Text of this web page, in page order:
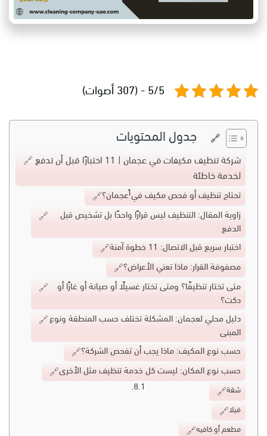
5/5 - (307 أصوات)
جدول المحتويات
شركة تنظيف مكيفات في عجمان | 11 اختبارًا قبل أن تدفع
لخدمة خاطئة
تحتاج تنظيف أو فحص مكيف في عجمان؟
زاوية المقال: التنظيف ليس قرارًا واحدًا بل تشخيص قبل
الدفع
اختبار سريع قبل الاتصال: 11 خطوة آمنة
مصفوفة القرار: ماذا تعني الأعراض؟
متى تختار تنظيفًا؟ ومتى تختار غسيلًا أو صيانة أو غازًا أو
دكت؟
دليل محلي لعجمان: المشكلة تختلف حسب المنطقة ونوع
المبنى
حسب نوع المكيف: ماذا يجب أن تفحص الشركة؟
حسب نوع المكان: ليست كل خدمة تنظيف مثل الأخرى
شقة
فيلا
مطعم أو كافيه